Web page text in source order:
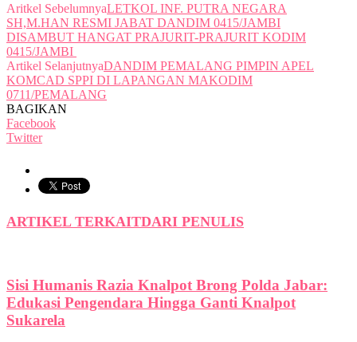
Aritkel SebelumnyaLETKOL INF. PUTRA NEGARA
SH,M.HAN RESMI JABAT DANDIM 0415/JAMBI
DISAMBUT HANGAT PRAJURIT-PRAJURIT KODIM
0415/JAMBI
Artikel SelanjutnyaDANDIM PEMALANG PIMPIN APEL
KOMCAD SPPI DI LAPANGAN MAKODIM
0711/PEMALANG
BAGIKAN
Facebook
Twitter
ARTIKEL TERKAITDARI PENULIS
Sisi Humanis Razia Knalpot Brong Polda Jabar:
Edukasi Pengendara Hingga Ganti Knalpot
Sukarela